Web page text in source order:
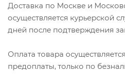
Доставка по Москве и
осуществляется курьерской
дней после подтверждения
Оплата товара
предоплаты, только по